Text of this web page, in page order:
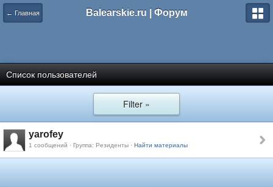
← Главная Balearskie.ru | Форум
Список пользователей
Filter »
yarofey
1 сообщений · Группа: Резиденты · Найти материалы